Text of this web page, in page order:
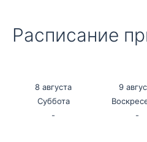
Расписание
8 августа
Суббота
-
9
-